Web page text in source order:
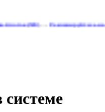
…Рекламируйтесь на сайте
системе